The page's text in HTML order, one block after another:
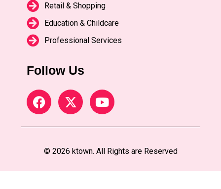
Retail & Shopping
Education & Childcare
Professional Services
Follow Us
© 2026 ktown. All Rights are Reserved